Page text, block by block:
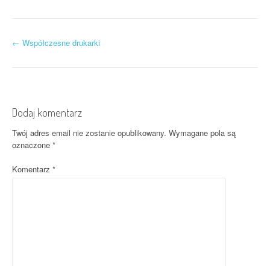
P
t
n
a
v
← Współczesne drukarki
Dodaj komentarz
Twój adres email nie zostanie opublikowany. Wymagane pola są
oznaczone *
Komentarz *